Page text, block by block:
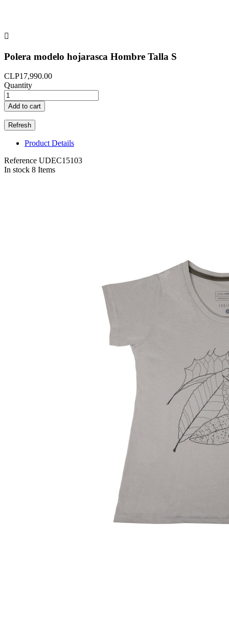

Polera modelo hojarasca Hombre Talla S
CLP17,990.00
Quantity
Add to cart
Product Details
Reference UDEC15103
In stock 8 Items